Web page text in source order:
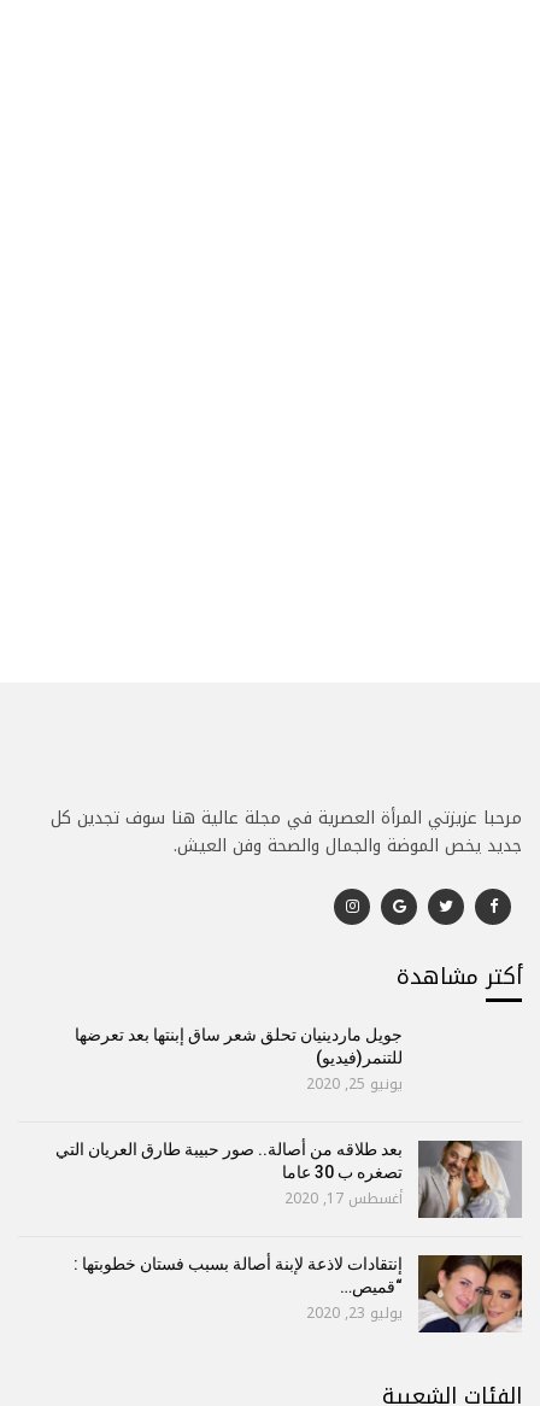
مرحبا عزيزتي المرأة العصرية في مجلة عالية هنا سوف تجدين كل
جديد يخص الموضة والجمال والصحة وفن العيش.
أكتر مشاهدة
جويل ماردينيان تحلق شعر ساق إبنتها بعد تعرضها
للتنمر(فيديو)
يونيو 25, 2020
بعد طلاقه من أصالة.. صور حبيبة طارق العريان التي
تصغره ب 30 عاما
أغسطس 17, 2020
إنتقادات لاذعة لإبنة أصالة بسبب فستان خطوبتها :
“قميص…
يوليو 23, 2020
الفئات الشعبية